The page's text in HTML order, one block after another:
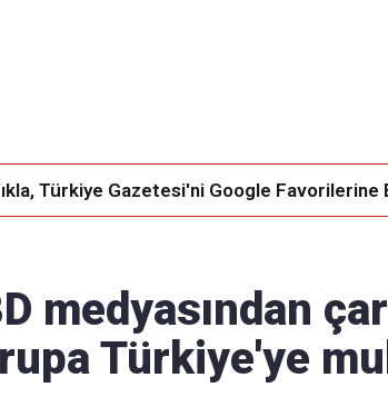
Türkiye Gazetesi'ni Google Favorilerine
medyasından
Türkiye'ye